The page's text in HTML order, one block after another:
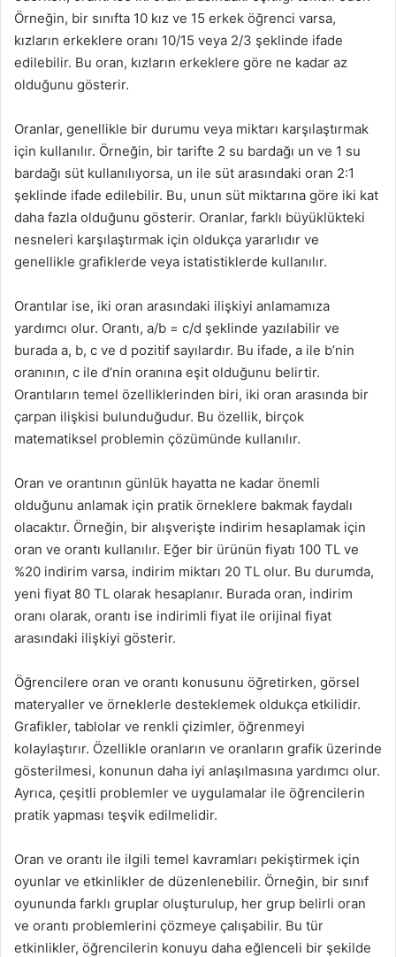
Örneğin, bir sınıfta 10 kız ve 15 erkek öğrenci varsa,
kızların erkeklere oranı 10/15 veya 2/3 şeklinde ifade
edilebilir. Bu oran, kızların erkeklere göre ne kadar az
olduğunu gösterir.
Oranlar, genellikle bir durumu veya miktarı karşılaştırmak
için kullanılır. Örneğin, bir tarifte 2 su bardağı un ve 1 su
bardağı süt kullanılıyorsa, un ile süt arasındaki oran 2:1
şeklinde ifade edilebilir. Bu, unun süt miktarına göre iki kat
daha fazla olduğunu gösterir. Oranlar, farklı büyüklükteki
nesneleri karşılaştırmak için oldukça yararlıdır ve
genellikle grafiklerde veya istatistiklerde kullanılır.
Orantılar ise, iki oran arasındaki ilişkiyi anlamamıza
yardımcı olur. Orantı, a/b = c/d şeklinde yazılabilir ve
burada a, b, c ve d pozitif sayılardır. Bu ifade, a ile b’nin
oranının, c ile d’nin oranına eşit olduğunu belirtir.
Orantıların temel özelliklerinden biri, iki oran arasında bir
çarpan ilişkisi bulunduğudur. Bu özellik, birçok
matematiksel problemin çözümünde kullanılır.
Oran ve orantının günlük hayatta ne kadar önemli
olduğunu anlamak için pratik örneklere bakmak faydalı
olacaktır. Örneğin, bir alışverişte indirim hesaplamak için
oran ve orantı kullanılır. Eğer bir ürünün fiyatı 100 TL ve
%20 indirim varsa, indirim miktarı 20 TL olur. Bu durumda,
yeni fiyat 80 TL olarak hesaplanır. Burada oran, indirim
oranı olarak, orantı ise indirimli fiyat ile orijinal fiyat
arasındaki ilişkiyi gösterir.
Öğrencilere oran ve orantı konusunu öğretirken, görsel
materyaller ve örneklerle desteklemek oldukça etkilidir.
Grafikler, tablolar ve renkli çizimler, öğrenmeyi
kolaylaştırır. Özellikle oranların ve oranların grafik üzerinde
gösterilmesi, konunun daha iyi anlaşılmasına yardımcı olur.
Ayrıca, çeşitli problemler ve uygulamalar ile öğrencilerin
pratik yapması teşvik edilmelidir.
Oran ve orantı ile ilgili temel kavramları pekiştirmek için
oyunlar ve etkinlikler de düzenlenebilir. Örneğin, bir sınıf
oyununda farklı gruplar oluşturulup, her grup belirli oran
ve orantı problemlerini çözmeye çalışabilir. Bu tür
etkinlikler, öğrencilerin konuyu daha eğlenceli bir şekilde